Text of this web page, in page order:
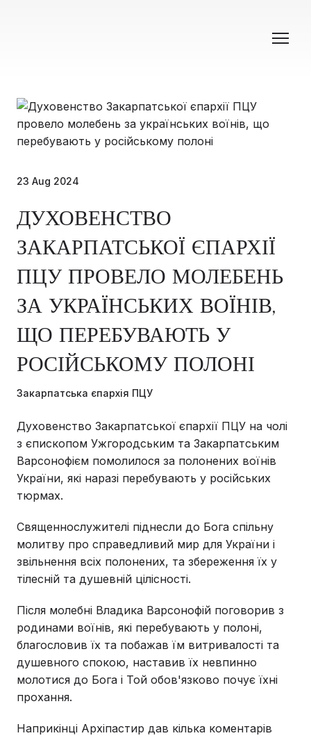
23 Aug 2024
ДУХОВЕНСТВО
ЗАКАРПАТСЬКОЇ ЄПАРХІЇ
ПЦУ ПРОВЕЛО МОЛЕБЕНЬ
ЗА УКРАЇНСЬКИХ ВОЇНІВ,
ЩО ПЕРЕБУВАЮТЬ У
РОСІЙСЬКОМУ ПОЛОНІ
Закарпатська єпархія ПЦУ
Духовенство Закарпатської єпархії ПЦУ на чолі
з єпископом Ужгородським та Закарпатським
Варсонофієм помолилося за полонених воїнів
України, які наразі перебувають у російських
тюрмах.
Священнослужителі піднесли до Бога спільну
молитву про справедливий мир для України і
звільнення всіх полонених, та збереження їх у
тілесній та душевній цілісності.
Після молебні Владика Варсонофій поговорив з
родинами воїнів, які перебувають у полоні,
благословив їх та побажав їм витривалості та
душевного спокою, наставив їх невпинно
молотися до Бога і Той обов'язково почує їхні
прохання.
Наприкінці Архіпастир дав кілька коментарів